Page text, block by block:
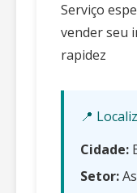
Serviço
vender seu
rapidez
📍
Cidade:
Setor: